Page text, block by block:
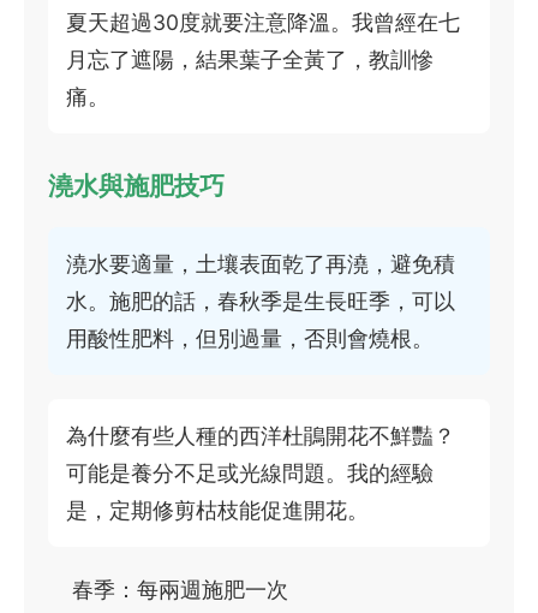
夏天超過30度就要注意降溫。我曾經在七
月忘了遮陽，結果葉子全黃了，教訓慘
痛。
澆水與施肥技巧
澆水要適量，土壤表面乾了再澆，避免積
水。施肥的話，春秋季是生長旺季，可以
用酸性肥料，但別過量，否則會燒根。
為什麼有些人種的西洋杜鵑開花不鮮豔？
可能是養分不足或光線問題。我的經驗
是，定期修剪枯枝能促進開花。
春季：每兩週施肥一次